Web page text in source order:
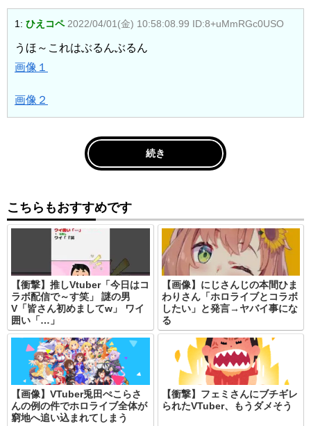
1: ひえコペ 2022/04/01(金) 10:58:08.99 ID:8+uMmRGc0USO
うほ～これはぶるんぶるん
画像１
画像２
続き
こちらもおすすめです
【衝撃】推しVtuber「今日はコ
ラボ配信で～す笑」 謎の男
V「皆さん初めましてw」 ワイ
囲い「…」
【画像】にじさんじの本間ひま
わりさん「ホロライブとコラボ
したい」と発言→ヤバイ事にな
る
【画像】VTuber兎田ぺこらさ
んの例の件でホロライブ全体が
窮地へ追い込まれてしまう
【衝撃】フェミさんにブチギレ
られたVTuber、もうダメそう